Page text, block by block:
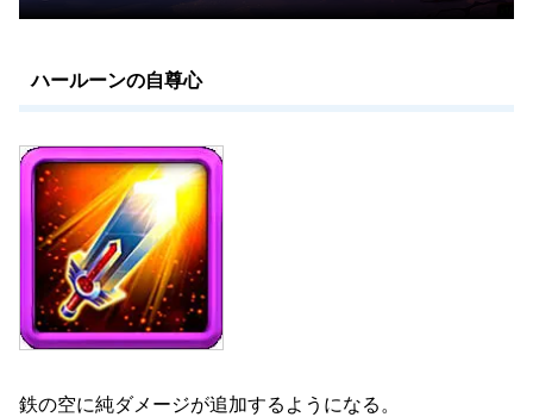
ハールーンの自尊心
鉄の空に純ダメージが追加するようになる。